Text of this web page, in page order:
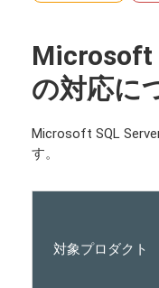
Microsoft
の対応に
Microsoft SQL
す。
対象プロダクト